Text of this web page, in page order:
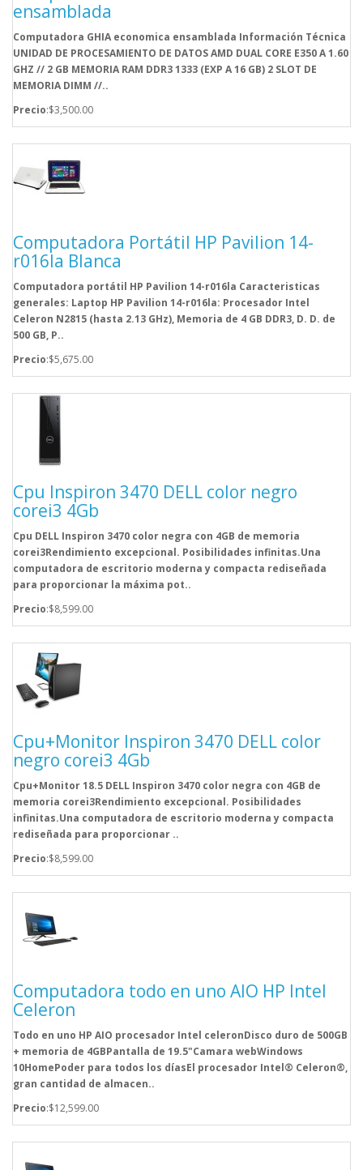
ensamblada
Computadora GHIA economica ensamblada Información Técnica
UNIDAD DE PROCESAMIENTO DE DATOS AMD DUAL CORE E350 A 1.60
GHZ // 2 GB MEMORIA RAM DDR3 1333 (EXP A 16 GB) 2 SLOT DE
MEMORIA DIMM //..
Precio:$3,500.00
Computadora Portátil HP Pavilion 14-
r016la Blanca
Computadora portátil HP Pavilion 14-r016la Caracteristicas
generales: Laptop HP Pavilion 14-r016la: Procesador Intel
Celeron N2815 (hasta 2.13 GHz), Memoria de 4 GB DDR3, D. D. de
500 GB, P..
Precio:$5,675.00
Cpu Inspiron 3470 DELL color negro
corei3 4Gb
Cpu DELL Inspiron 3470 color negra con 4GB de memoria
corei3Rendimiento excepcional. Posibilidades infinitas.Una
computadora de escritorio moderna y compacta rediseñada
para proporcionar la máxima pot..
Precio:$8,599.00
Cpu+Monitor Inspiron 3470 DELL color
negro corei3 4Gb
Cpu+Monitor 18.5 DELL Inspiron 3470 color negra con 4GB de
memoria corei3Rendimiento excepcional. Posibilidades
infinitas.Una computadora de escritorio moderna y compacta
rediseñada para proporcionar ..
Precio:$8,599.00
Computadora todo en uno AIO HP Intel
Celeron
Todo en uno HP AIO procesador Intel celeronDisco duro de 500GB
+ memoria de 4GBPantalla de 19.5"Camara webWindows
10HomePoder para todos los díasEl procesador Intel® Celeron®,
gran cantidad de almacen..
Precio:$12,599.00